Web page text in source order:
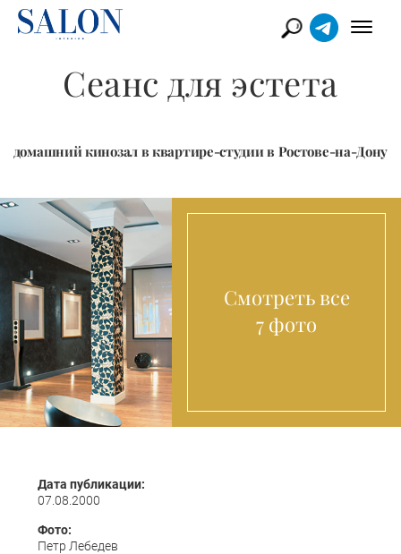
Сеанс для эстета
домашний кинозал в квартире-студии в Ростове-на-Дону
Смотреть все
7 фото
Дата публикации:
07.08.2000
Фото:
Петр Лебедев